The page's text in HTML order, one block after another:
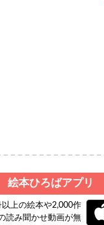
絵本ひろばアプリ
以上の絵本や2,000作
読み聞かせ動画が無